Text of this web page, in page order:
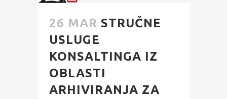
26 MAR STRUČNE
USLUGE
KONSALTINGA IZ
OBLASTI
ARHIVIRANJA ZA